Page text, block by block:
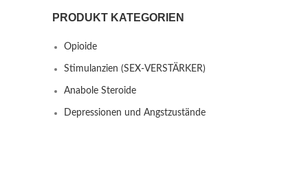
PRODUKT KATEGORIEN
Opioide
Stimulanzien (SEX-VERSTÄRKER)
Anabole Steroide
Depressionen und Angstzustände